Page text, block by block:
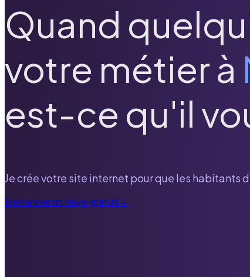
Quand
votre métier à
est-ce qu'il
Je crée votre site internet pour que les habitants
Demander un devis gratuit→